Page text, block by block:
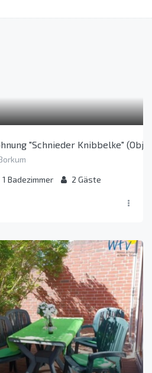
"Schnieder Knibbelke"
1 Badezimmer 2 Gäste